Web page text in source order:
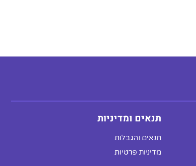
תנאים ומדיניות
תנאים והגבלות
מדיניות פרטיות